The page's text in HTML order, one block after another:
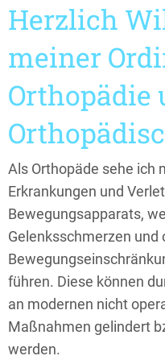
Herzlich
meiner
Orthopädie
Als Orthopäde sehe ich
Erkrankungen und
Bewegungsapparats,
Gelenksschmerzen und
führen. Diese können
an modernen nicht
Maßnahmen gelindert
werden.